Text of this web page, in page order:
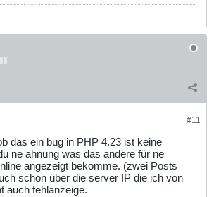
#11
das ein bug in PHP 4.23 ist keine
ne ahnung was das andere für ne
angezeigt bekomme. (zwei Posts
schon über die server IP die ich von
auch fehlanzeige.